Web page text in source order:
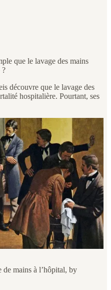
que le lavage des mains
?
découvre que le lavage des
hospitalière. Pourtant, ses
mains à l’hôpital, by